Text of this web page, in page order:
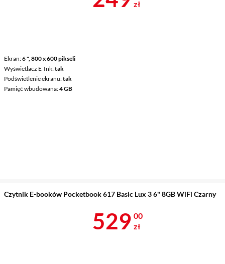
Ekran 6 ", 800 x 600 pikseli
Wyświetlacz E-Ink tak
Podświetlenie ekranu tak
Pamięć wbudowana 4 GB
zł
Czytnik E-booków Pocketbook 617 Basic Lux 3 6" 8GB WiFi Czarny
Cena 529 zł
529 00
zł